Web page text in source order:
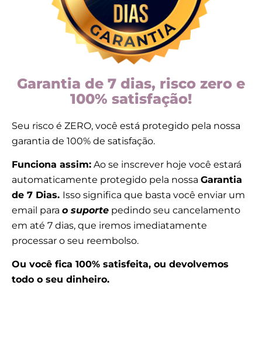
Garantia de 7 dias, risco zero e
100% satisfação!
Seu risco é ZERO, você está protegido pela nossa
garantia de 100% de satisfação.
Funciona assim: Ao se inscrever hoje você estará
automaticamente protegido pela nossa Garantia
de 7 Dias. Isso significa que basta você enviar um
email para o suporte pedindo seu cancelamento
em até 7 dias, que iremos imediatamente
processar o seu reembolso.
Ou você fica 100% satisfeita, ou devolvemos
todo o seu dinheiro.